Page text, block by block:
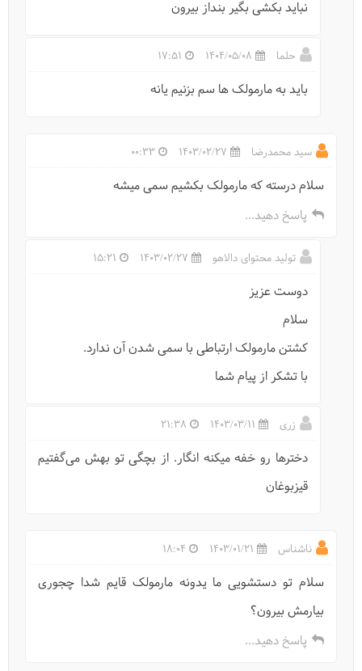
نباید بکشی بگیر بنداز بیرون
حلما 1404/05/08
17:51
باید به مارمولک ها سم بزنیم یانه
سید محمدرضا 1403/02/27
00:33
سلام درسته که مارمولک بکشیم سمی میشه
پاسخ دهید...
تولید محتوای دالاهو 1403/02/27
15:21
دوست عزیز
سلام
کشتن مارمولک ارتباطی با سمی شدن آن ندارد.
با تشکر از پیام شما
زری 1403/03/11
21:38
دخترها رو خفه میکنه انگار. از بچگی تو بهش می‌گفتیم
قیزبوغان
ناشناس 1403/01/21
18:04
سلام تو دستشویی ما یدونه مارمولک قایم شدا چجوری
بیارمش بیرون؟
پاسخ دهید...